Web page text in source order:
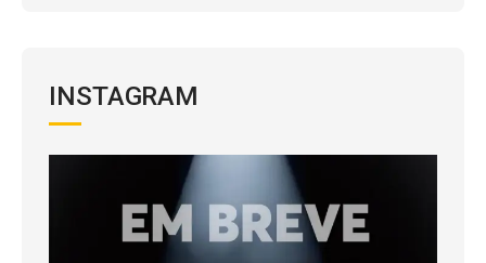
INSTAGRAM